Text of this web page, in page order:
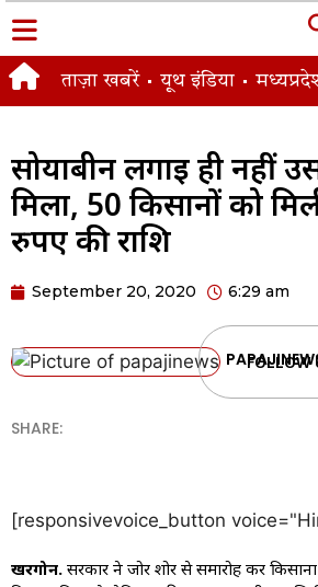
ताज़ा खबरें यूथ इंडिया
सोयाबीन लगाई ही नहीं
मिला, 50 किसानों को
रुपए की राशि
September 20, 2020 6:29 am
FOLLOW
SHARE:
[responsivevoice_button
खरगोन. सरकार ने जोर शोर से समारोह कर